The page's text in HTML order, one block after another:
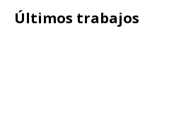
Últimos trabajos